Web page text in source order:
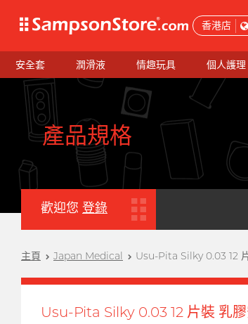
香港店
安全套 潤滑液 情趣玩具 個人護理
產品規格
歡迎您 登錄
主頁 Japan Medical Usu-Pita Silky 0.03 12
Usu-Pita Silky 0.03 12 片裝 乳